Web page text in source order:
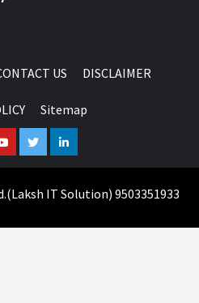
US DISCLAIMER
Sitemap
TwitterLinkedin
(Laksh IT Solution) 9503351933